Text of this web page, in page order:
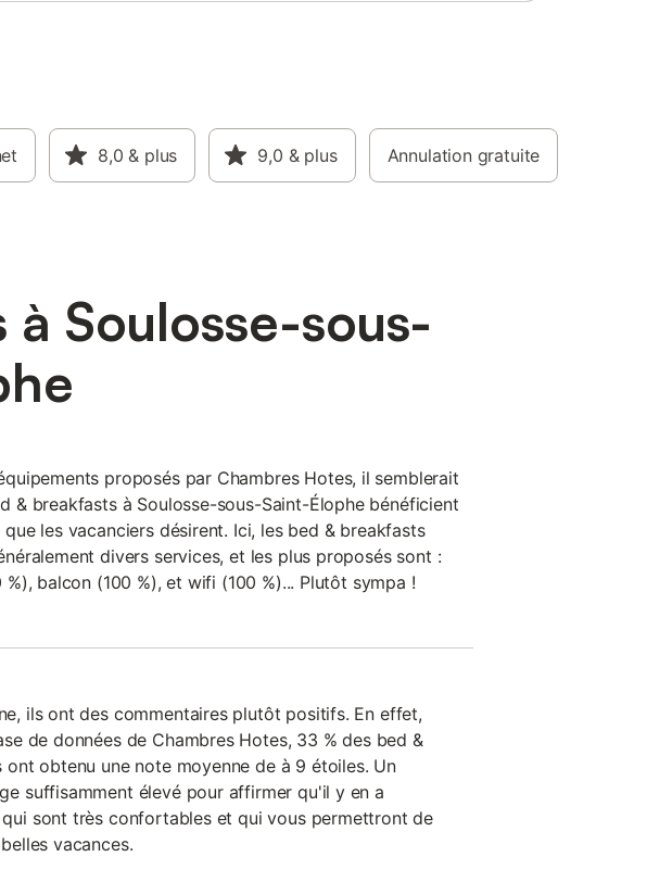
8,0 & plus 9,0 & plus Annulation gratuite
à Soulosse-sous-
proposés par Chambres Hotes, il semblerait
& breakfasts à Soulosse-sous-Saint-Élophe bénéficient
les vacanciers désirent. Ici, les bed & breakfasts
divers services, et les plus proposés sont :
%), balcon (100 %), et wifi (100 %)... Plutôt sympa !
ils ont des commentaires plutôt positifs. En effet,
de données de Chambres Hotes, 33 % des bed &
ont obtenu une note moyenne de à 9 étoiles. Un
suffisamment élevé pour affirmer qu'il y en a
sont très confortables et qui vous permettront de
vacances.